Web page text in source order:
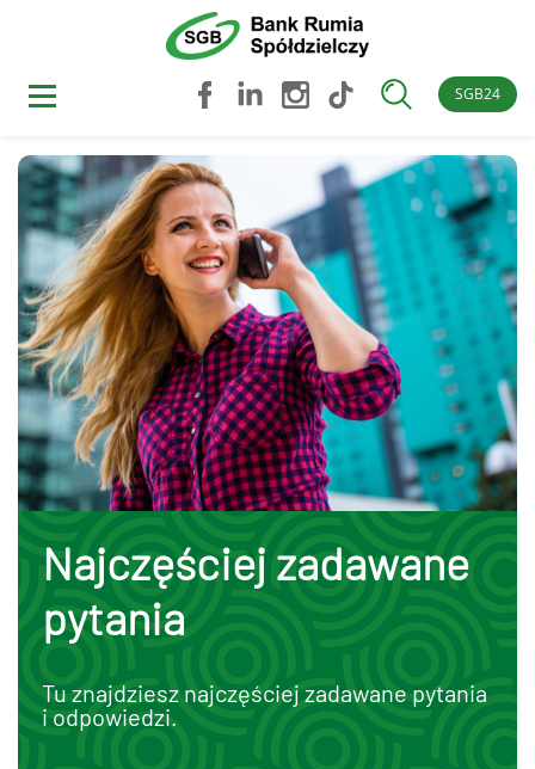
SGB24
Najczęściej zadawane
pytania
Tu znajdziesz najczęściej zadawane pytania
i odpowiedzi.